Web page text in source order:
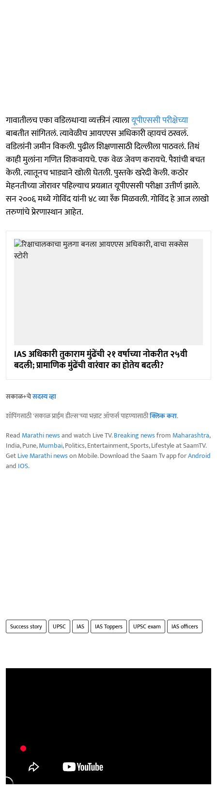
गावातीलच एका वडिलधाऱ्या व्यक्तीनं त्यालायूपीएससी परीक्षेच्या
बाबतीत सांगितलं. त्यावेळीच आयएएस अधिकारी व्हायचं ठरवलं.
वडिलांनी जमीन विकली. पुढील शिक्षणासाठी दिल्लीला पाठवलं. तिथं
काही मुलांना गणित शिकवायचे. एक वेळ जेवण करायचे. पैशांची बचत
केली. त्यातूनच भाड्याने खोली घेतली. पुस्तके खरेदी केली. कठोर
मेहनतीच्या जोरावर पहिल्याच प्रयत्नात यूपीएससी परीक्षा उत्तीर्ण झाले.
सन २००६ मध्ये गोविंद यांनी ४८ व्या रँक मिळवली. गोविंद हे आज लाखो
तरुणांचे प्रेरणास्थान आहेत.
IAS अधिकारी तुकाराम मुंढेंची २१ वर्षाच्या नोकरीत २५वी
बदली; प्रामाणिक मुंढेंची वारंवार का होतेय बदली?
सकाळ+चेसदस्य व्हा
शॉपिंगसाठी 'सकाळ प्राईम डील्स'च्या भन्नाट ऑफर्स पाहण्यासाठीक्लिक करा.
Read Marathi newsand watch Live TV.Breaking newsfrom Maharashtra,
India, Pune,Mumbai, Politics, Entertainment, Sports, Lifestyle at SaamTV.
GetLive Marathi newson Mobile. Download the Saam Tv app forAndroid
and IOS.
Success story UPSC IAS IAS Toppers UPSC exam IAS officers